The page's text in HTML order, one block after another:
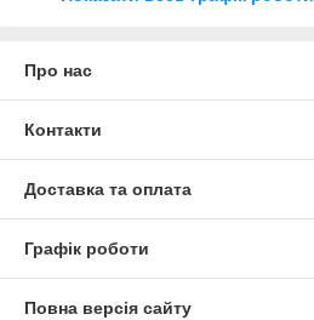
Про нас
Контакти
Доставка та оплата
Графік роботи
Повна версія сайту